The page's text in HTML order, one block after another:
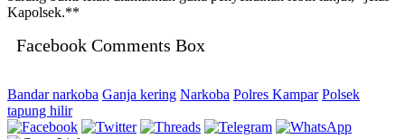
Kapolsek.**
Facebook Comments Box
Bandar narkoba Ganja kering Narkoba Polres Kampar Polsek
tapung hilir